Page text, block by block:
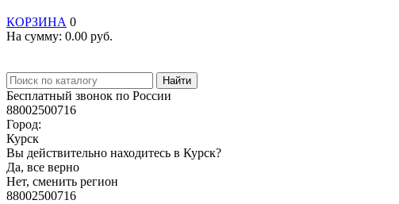
КОРЗИНА 0
На сумму: 0.00 руб.
Найти
Бесплатный звонок по России
88002500716
Город:
Курск
Вы действительно находитесь в Курск?
Да, все верно
Нет, сменить регион
88002500716